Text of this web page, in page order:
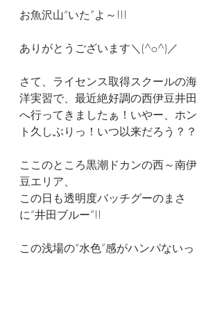
お魚沢山“いた”よ～!!!
ありがとうございます＼(^o^)／
さて、ライセンス取得スクールの海
洋実習で、最近絶好調の西伊豆井田
へ行ってきましたぁ！いやー、ホン
ト久しぶりっ！いつ以来だろう？？
ここのところ黒潮ドカンの西～南伊
豆エリア、
この日も透明度バッチグーのまさ
に“井田ブルー”!!
この浅場の“水色”感がハンパないっ